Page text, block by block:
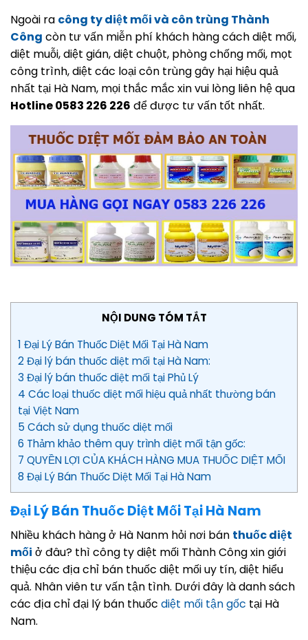
Ngoài ra công ty diệt mối và côn trùng Thành
Công còn tư vấn miễn phí khách hàng cách diệt mối,
diệt muỗi, diệt gián, diệt chuột, phòng chống mối, mọt
công trình, diệt các loại côn trùng gây hại hiệu quả
nhất tại Hà Nam, mọi thắc mắc xin vui lòng liên hệ qua
Hotline 0583 226 226 để được tư vấn tốt nhất.
NỘI DUNG TÓM TẮT
1 Đại Lý Bán Thuốc Diệt Mối Tại Hà Nam
2 Đại lý bán thuốc diệt mối tại Hà Nam:
3 Đại lý bán thuốc diệt mối tại Phủ Lý
4 Các loại thuốc diệt mối hiệu quả nhất thường bán
tại Việt Nam
5 Cách sử dụng thuốc diệt mối
6 Thảm khảo thêm quy trình diệt mối tận gốc:
7 QUYỀN LỢI CỦA KHÁCH HÀNG MUA THUỐC DIỆT MỐI
8 Đại Lý Bán Thuốc Diệt Mối Tại Hà Nam
Đại Lý Bán Thuốc Diệt Mối Tại Hà Nam
Nhiều khách hàng ở Hà Nanm hỏi nơi bán thuốc diệt
mối ở đâu? thì công ty diệt mối Thành Công xin giới
thiệu các địa chỉ bán thuốc diệt mối uy tín, diệt hiểu
quả. Nhân viên tư vấn tận tình. Dưới đây là danh sách
các địa chỉ đại lý bán thuốc diệt mối tận gốc tại Hà
Nam.